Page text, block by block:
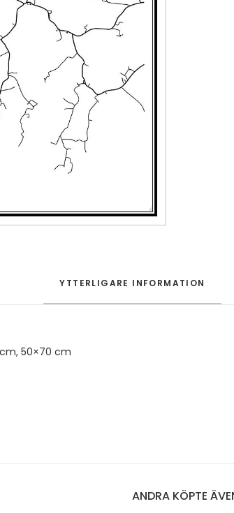
YTTERLIGARE INFORMATION
50×70 cm
ANDRA KÖPTE